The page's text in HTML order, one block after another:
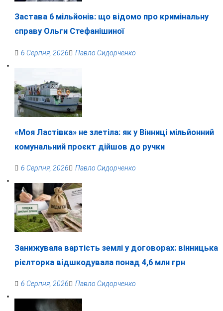
Застава 6 мільйонів: що відомо про кримінальну
справу Ольги Стефанішиної
6 Серпня, 2026 Павло Сидорченко
«Моя Ластівка» не злетіла: як у Вінниці мільйонний
комунальний проєкт дійшов до ручки
6 Серпня, 2026 Павло Сидорченко
Занижувала вартість землі у договорах: вінницька
рієлторка відшкодувала понад 4,6 млн грн
6 Серпня, 2026 Павло Сидорченко